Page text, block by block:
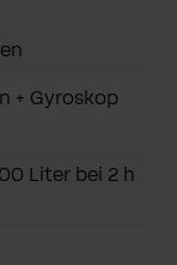
+ Gyroskop
Liter bei 2 h